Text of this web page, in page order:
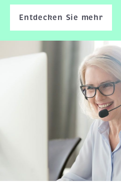
Entdecken Sie mehr